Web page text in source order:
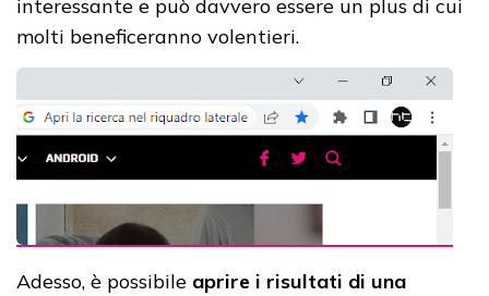
interessante e può davvero essere un plus di cui
molti beneficeranno volentieri.
Adesso, è possibile aprire i risultati di una